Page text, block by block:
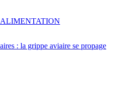
: la grippe aviaire se propage